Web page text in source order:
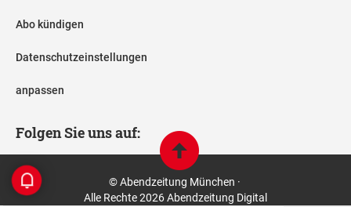
Abo kündigen
Datenschutzeinstellungen
anpassen
Folgen Sie uns auf:
© Abendzeitung München ·
Alle Rechte 2026 Abendzeitung Digital